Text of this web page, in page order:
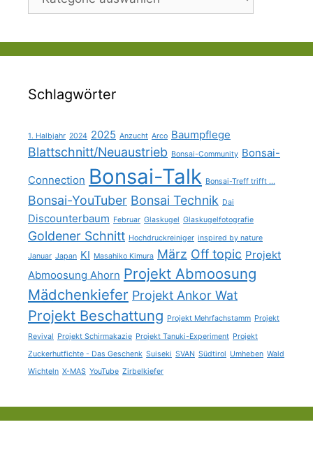
Schlagwörter
1. Halbjahr 2024 2025 Anzucht Arco Baumpflege
Blattschnitt/Neuaustrieb Bonsai-Community Bonsai-
Connection Bonsai-Talk Bonsai-Treff trifft ...
Bonsai-YouTuber Bonsai Technik Dai
Discounterbaum Februar Glaskugel Glaskugelfotografie
Goldener Schnitt Hochdruckreiniger inspired by nature
Januar Japan KI Masahiko Kimura März Off topic Projekt
Abmoosung Ahorn Projekt Abmoosung
Mädchenkiefer Projekt Ankor Wat
Projekt Beschattung Projekt Mehrfachstamm Projekt
Revival Projekt Schirmakazie Projekt Tanuki-Experiment Projekt
Zuckerhutfichte - Das Geschenk Suiseki SVAN Südtirol Umheben Wald
Wichteln X-MAS YouTube Zirbelkiefer